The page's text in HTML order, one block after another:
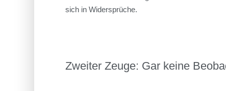
sich in Widersprüche.
Zweiter Zeuge: Gar keine